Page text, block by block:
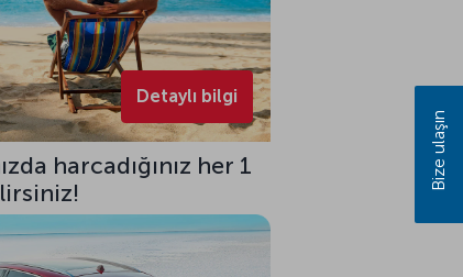
Detaylı bilgi
harcadığınız her 1
Bize ulaşın